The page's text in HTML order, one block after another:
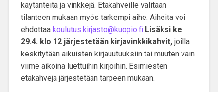
käytänteitä ja vinkkejä. Etäkahveille valitaan
tilanteen mukaan myös tarkempi aihe. Aiheita voi
ehdottaa koulutus.kirjasto@kuopio.fi Lisäksi ke
29.4. klo 12 järjestetään kirjavinkkikahvit, joilla
keskitytään aikuisten kirjauutuuksiin tai muuten vain
viime aikoina luettuihin kirjoihin. Esimiesten
etäkahveja järjestetään tarpeen mukaan.